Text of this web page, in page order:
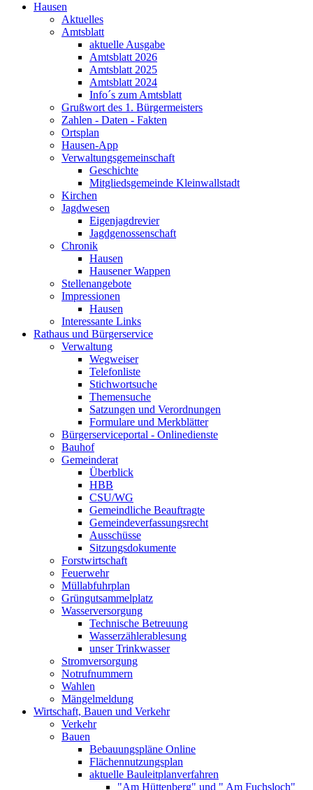
Hausen
Aktuelles
Amtsblatt
aktuelle Ausgabe
Amtsblatt 2026
Amtsblatt 2025
Amtsblatt 2024
Info´s zum Amtsblatt
Grußwort des 1. Bürgermeisters
Zahlen - Daten - Fakten
Ortsplan
Hausen-App
Verwaltungsgemeinschaft
Geschichte
Mitgliedsgemeinde Kleinwallstadt
Kirchen
Jagdwesen
Eigenjagdrevier
Jagdgenossenschaft
Chronik
Hausen
Hausener Wappen
Stellenangebote
Impressionen
Hausen
Interessante Links
Rathaus und Bürgerservice
Verwaltung
Wegweiser
Telefonliste
Stichwortsuche
Themensuche
Satzungen und Verordnungen
Formulare und Merkblätter
Bürgerserviceportal - Onlinedienste
Bauhof
Gemeinderat
Überblick
HBB
CSU/WG
Gemeindliche Beauftragte
Gemeindeverfassungsrecht
Ausschüsse
Sitzungsdokumente
Forstwirtschaft
Feuerwehr
Müllabfuhrplan
Grüngutsammelplatz
Wasserversorgung
Technische Betreuung
Wasserzählerablesung
unser Trinkwasser
Stromversorgung
Notrufnummern
Wahlen
Mängelmeldung
Wirtschaft, Bauen und Verkehr
Verkehr
Bauen
Bebauungspläne Online
Flächennutzungsplan
aktuelle Bauleitplanverfahren
"Am Hüttenberg" und " Am Fuchsloch"